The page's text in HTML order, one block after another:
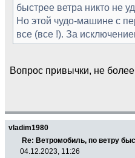
быстрее ветра никто не
Но этой чудо-машине с
все (все !). За
Вопрос привычки, не
vladim1980
Re: Ветромобиль, по ветру
04.12.2023, 11:26